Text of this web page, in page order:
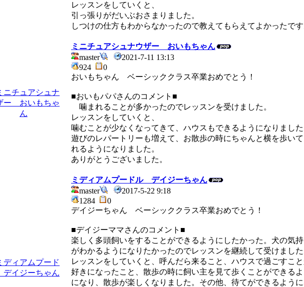
レッスンをしていくと、
引っ張りがだいぶおさまりました。
しつけの仕方もわからなかったので教えてもらえてよかったです
ミニチュアシュナウザー おいもちゃん
master
2021-7-11 13:13
924
0
おいもちゃん ベーシッククラス卒業おめでとう！
■おいもパパさんのコメント■
噛まれることが多かったのでレッスンを受けました。
レッスンをしていくと、
噛むことが少なくなってきて、ハウスもできるようになりました
遊びのレパートリーも増えて、お散歩の時にちゃんと横を歩いて
れるようになりました。
ありがとうございました。
ミディアムプードル デイジーちゃん
master
2017-5-22 9:18
1284
0
デイジーちゃん ベーシッククラス卒業おめでとう！
■デイジーママさんのコメント■
楽しく多頭飼いをすることができるようにしたかった。犬の気持
がわかるようになりたかったのでレッスンを継続して受けました
レッスンをしていくと、呼んだら来ること、ハウスで過ごすこ
好きになったこと、散歩の時に飼い主を見て歩くことができるよ
になり、散歩が楽しくなりました。その他、待てができるよう